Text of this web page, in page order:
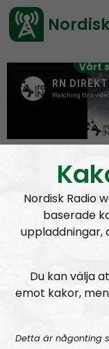
Vårt
Nordisk Radio
baserade
uppladdningar,
Du kan välja
emot kakor,
Detta är någonting